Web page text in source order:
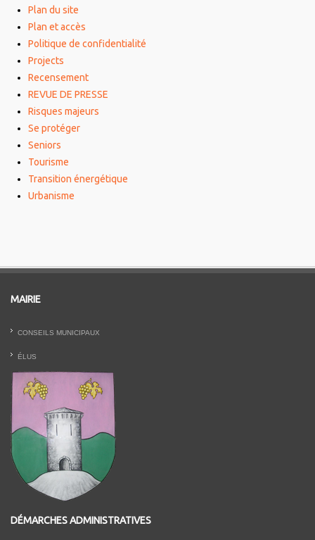
Plan du site
Plan et accès
Politique de confidentialité
Projects
Recensement
REVUE DE PRESSE
Risques majeurs
Se protéger
Seniors
Tourisme
Transition énergétique
Urbanisme
MAIRIE
CONSEILS MUNICIPAUX
ÉLUS
DÉMARCHES ADMINISTRATIVES